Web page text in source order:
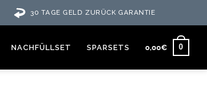
30 TAGE GELD ZURÜCK GARANTIE
NACHFÜLLSET SPARSETS 0,00€ 0